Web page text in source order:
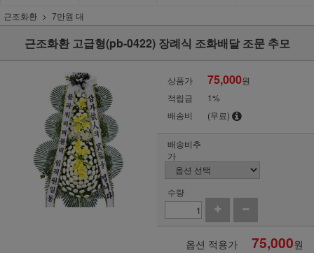
근조화환 7만원 대
근조화환 고급형(pb-0422) 장례식 조화배달 조문 추모
상품가 75,000원
적립금
1%
배송비
(무료)
배송비추
가
수량
옵션 적용가 75,000원